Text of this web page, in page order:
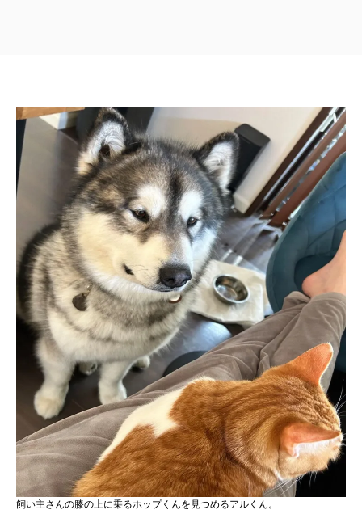
飼い主さんの膝の上に乗るホップくんを見つめるアルくん。